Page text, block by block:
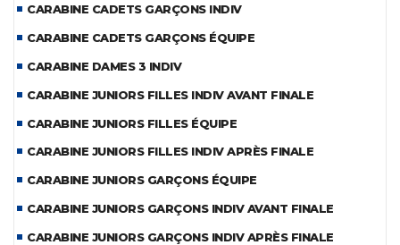
CARABINE CADETS GARÇONS INDIV
CARABINE CADETS GARÇONS ÉQUIPE
CARABINE DAMES 3 INDIV
CARABINE JUNIORS FILLES INDIV AVANT FINALE
CARABINE JUNIORS FILLES ÉQUIPE
CARABINE JUNIORS FILLES INDIV APRÈS FINALE
CARABINE JUNIORS GARÇONS ÉQUIPE
CARABINE JUNIORS GARÇONS INDIV AVANT FINALE
CARABINE JUNIORS GARÇONS INDIV APRÈS FINALE